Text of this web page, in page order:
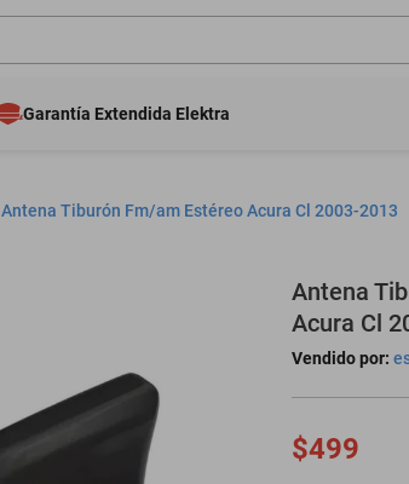
Garantía Extendida Elektra
Antena Tiburón Fm/am Estéreo Acura Cl 2003-2013
Antena
Acura Cl
Vendido por:
$499